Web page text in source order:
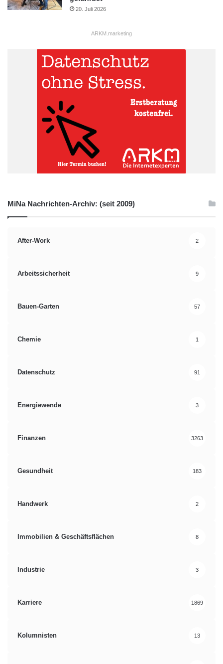
20. Juli 2026
ARKM.marketing
MiNa Nachrichten-Archiv: (seit 2009)
After-Work 2
Arbeitssicherheit 9
Bauen-Garten 57
Chemie 1
Datenschutz 91
Energiewende 3
Finanzen 3263
Gesundheit 183
Handwerk 2
Immobilien & Geschäftsflächen 8
Industrie 3
Karriere 1869
Kolumnisten 13